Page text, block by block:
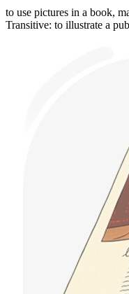
to use pictures in a book,
Transitive: to illustrate a